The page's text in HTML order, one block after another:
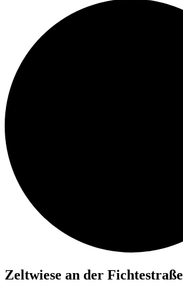
Zelt­wie­se an der Fichtestraße